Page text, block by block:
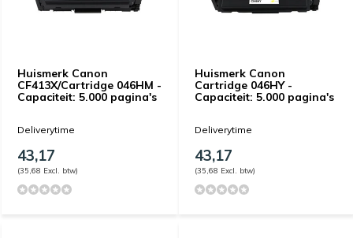
Huismerk Canon
CF413X/Cartridge 046HM -
Capaciteit: 5.000 pagina's
Deliverytime
43,17
(35,68 Excl. btw)
Huismerk Canon
Cartridge 046HY -
Capaciteit: 5.000 pagina's
Deliverytime
43,17
(35,68 Excl. btw)